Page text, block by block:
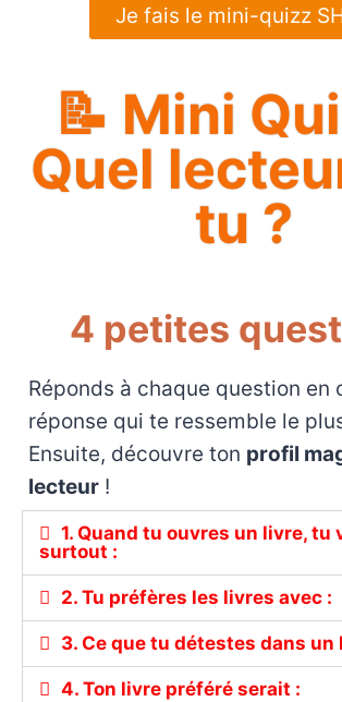
Je fais le mini-quizz
📝 Mini
Quel
tu ?
4 petites
Réponds à chaque question en
réponse qui te ressemble le
Ensuite, découvre ton profil
lecteur !
1. Quand tu ouvres un livre, tu
surtout :
2. Tu préfères les livres avec :
3. Ce que tu détestes dans un
4. Ton livre préféré serait :